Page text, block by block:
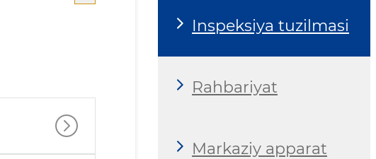
Inspeksiya tuzilmasi
Rahbariyat
Markaziy apparat